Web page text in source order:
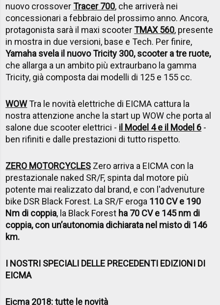
nuovo crossoverTracer 700, che arriverà nei
concessionari a febbraio del prossimo anno. Ancora,
protagonista sarà il maxi scooterTMAX 560, presente
in mostra in due versioni, base e Tech. Per finire,
Yamaha svela il nuovo Tricity 300, scooter a tre ruote,
che allarga a un ambito più extraurbano la gamma
Tricity, già composta dai modelli di 125 e 155 cc.
WOWTra le novità elettriche di EICMA cattura la
nostra attenzione anche la start up WOW che porta al
salone due scooter elettrici - il Model 4 e il Model 6 -
ben rifiniti e dalle prestazioni di tutto rispetto.
ZERO MOTORCYCLES Zero arriva a EICMA con la
prestazionale naked SR/F, spinta dal motore più
potente mai realizzato dal brand, e con l'advenuture
bike DSR Black Forest. La SR/F eroga 110 CV e 190
Nm di coppia, la Black Forest ha 70 CV e 145 nm di
coppia, con un’autonomia dichiarata nel misto di 146
km.
I NOSTRI SPECIALI DELLE PRECEDENTI EDIZIONI DI
EICMA
Eicma 2018: tutte le novità